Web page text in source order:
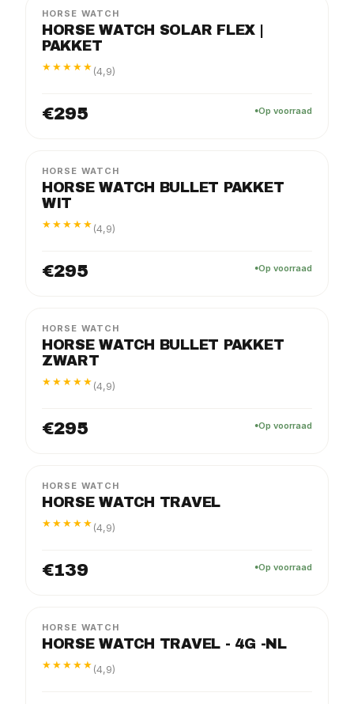
HORSE WATCH
HORSE WATCH SOLAR FLEX |
PAKKET
★★★★★ (4,9)
€295 Op voorraad
HORSE WATCH
HORSE WATCH BULLET PAKKET
WIT
★★★★★ (4,9)
€295 Op voorraad
HORSE WATCH
HORSE WATCH BULLET PAKKET
ZWART
★★★★★ (4,9)
€295 Op voorraad
HORSE WATCH
HORSE WATCH TRAVEL
★★★★★ (4,9)
€139 Op voorraad
HORSE WATCH
HORSE WATCH TRAVEL - 4G -NL
★★★★★ (4,9)